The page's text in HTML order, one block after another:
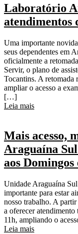
Laboratório
atendimentos
Uma importante
seus dependentes em
oficialmente a
Servir, o plano de
Tocantins. A retomada
ampliar o acesso a
[…]
Leia mais
Mais acesso,
Araguaína
aos
Unidade Araguaína
importante para estar
nosso trabalho. A
a oferecer
11h, ampliando o
Leia mais